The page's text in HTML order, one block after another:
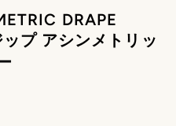
DRAPE
プ アシンメトリッ